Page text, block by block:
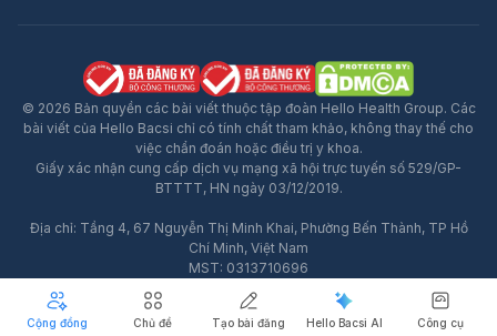
© 2026 Bản quyền các bài viết thuộc tập đoàn Hello Health Group. Các
bài viết của Hello Bacsi chỉ có tính chất tham khảo, không thay thế cho
việc chẩn đoán hoặc điều trị y khoa.
Giấy xác nhận cung cấp dịch vụ mạng xã hội trực tuyến số 529/GP-
BTTTT, HN ngày 03/12/2019.
Địa chỉ: Tầng 4, 67 Nguyễn Thị Minh Khai, Phường Bến Thành, TP Hồ
Chí Minh, Việt Nam
MST: 0313710696
Cộng đồng Chủ đề Tạo bài đăng Hello Bacsi AI Công cụ